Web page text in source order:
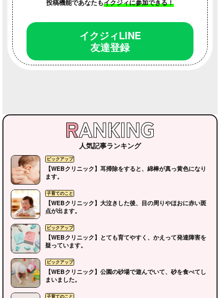
投稿機能であなたもイクジィに参加できる！
イクジィLINE
友達登録
人気記事ランキング
【WEBクリニック】耳掃除をすると、綿棒が真っ黄色になり
ます。
【WEBクリニック】大泣きした後、目の周りやほおに赤い斑
点が出ます。
【WEBクリニック】とても育てやすく、かえって発達障害を
疑っています。
【WEBクリニック】公園の砂場で遊んでいて、砂を食べてし
まいました。